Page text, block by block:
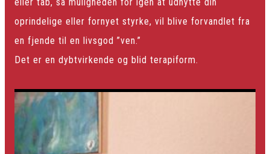
oprindelige eller fornyet styrke, vil blive forvandlet fra
en fjende til en livsgod ”ven.”
Det er en dybtvirkende og blid terapiform.